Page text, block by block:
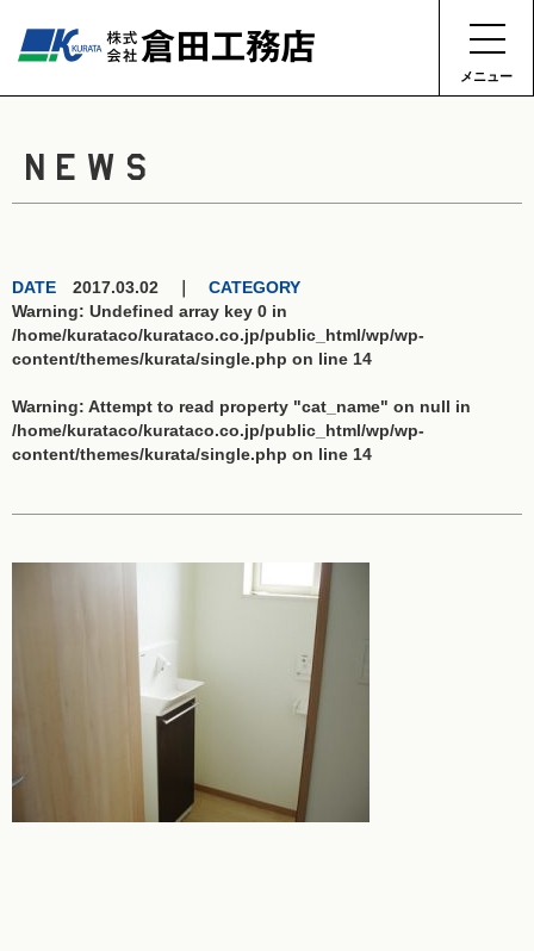
メニュー
NEWS
DATE 2017.03.02 ｜ CATEGORY
Warning: Undefined array key 0 in
/home/kurataco/kurataco.co.jp/public_html/wp/wp-
content/themes/kurata/single.php on line 14
Warning: Attempt to read property "cat_name" on null in
/home/kurataco/kurataco.co.jp/public_html/wp/wp-
content/themes/kurata/single.php on line 14